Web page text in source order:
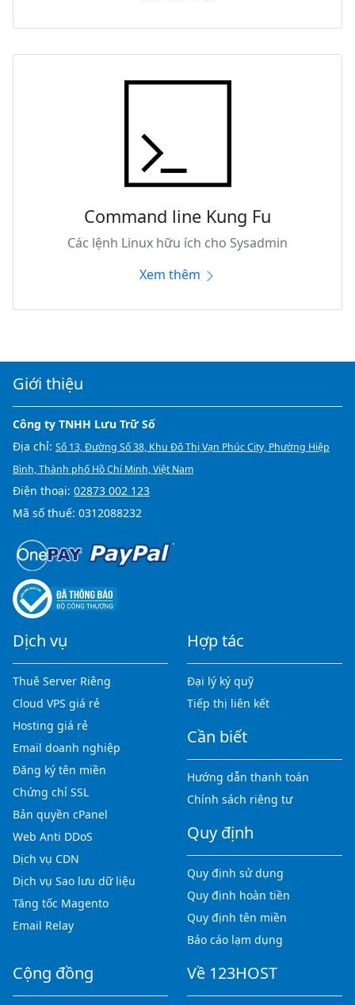
Command line Kung Fu
Các lệnh Linux hữu ích cho Sysadmin
Xem thêm
Giới thiệu
Công ty TNHH Lưu Trữ Số
Địa chỉ: Số 13, Đường Số 38, Khu Đô Thị Vạn Phúc City, Phường Hiệp
Bình, Thành phố Hồ Chí Minh, Việt Nam
Điện thoại: 02873 002 123
Mã số thuế: 0312088232
Dịch vụ
Thuê Server Riêng
Cloud VPS giá rẻ
Hosting giá rẻ
Email doanh nghiệp
Đăng ký tên miền
Chứng chỉ SSL
Bản quyền cPanel
Web Anti DDoS
Dịch vụ CDN
Dịch vụ Sao lưu dữ liệu
Tăng tốc Magento
Email Relay
Hợp tác
Đại lý ký quỹ
Tiếp thị liên kết
Cần biết
Hướng dẫn thanh toán
Chính sách riêng tư
Quy định
Quy định sử dụng
Quy định hoàn tiền
Quy định tên miền
Báo cáo lạm dụng
Cộng đồng Về 123HOST